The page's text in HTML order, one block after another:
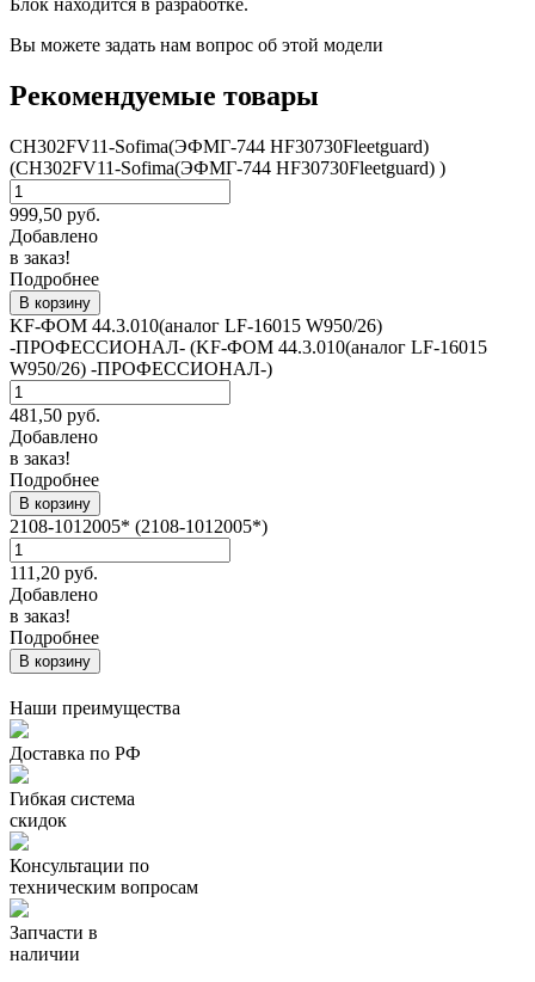
Вы можете задать нам вопрос об этой модели
Рекомендуемые товары
CH302FV11-Sofima(ЭФМГ-744 HF30730Fleetguard)
(CH302FV11-Sofima(ЭФМГ-744 HF30730Fleetguard) )
999,50 руб.
Добавлено
в заказ!
Подробнее
В корзину
KF-ФОM 44.3.010(аналог LF-16015 W950/26)
-ПРОФЕССИОНАЛ- (KF-ФОM 44.3.010(аналог LF-16015
W950/26) -ПРОФЕССИОНАЛ-)
481,50 руб.
Добавлено
в заказ!
Подробнее
В корзину
2108-1012005* (2108-1012005*)
111,20 руб.
Добавлено
в заказ!
Подробнее
В корзину
Наши преимущества
Доставка по РФ
Гибкая система
скидок
Консультации по
техническим вопросам
Запчасти в
наличии